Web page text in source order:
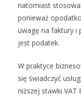
natomiast
ponieważ
uwagę na faktury i
jest podatek.
W praktyce
się świadczyć
niższej stawki VAT